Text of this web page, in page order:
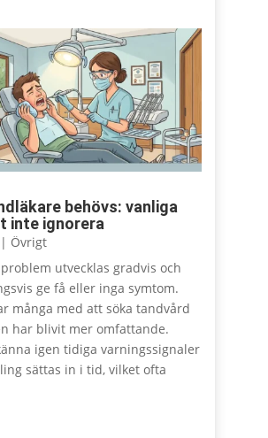
behövs: vanliga
inte ignorera
Övrigt
utvecklas gradvis och
ge få eller inga symtom.
många med att söka tandvård
har blivit mer omfattande.
igen tidiga varningssignaler
sättas in i tid, vilket ofta